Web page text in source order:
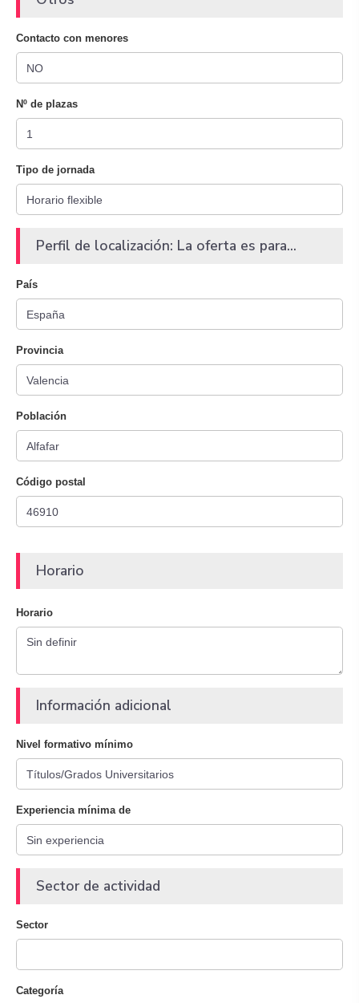
Contacto con menores
Nº de plazas
Tipo de jornada
Perfil de localización: La oferta es para...
País
Provincia
Población
Código postal
Horario
Horario
Información adicional
Nivel formativo mínimo
Experiencia mínima de
Sector de actividad
Sector
Categoría